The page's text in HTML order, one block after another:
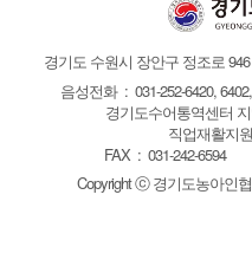
경기도 수원시 장안구 정조로
음성전화 : 031-252-6420,
경기도수어통역센터
직업재활지
FAX : 031-242-6594
Copyright ⓒ 경기도농아인